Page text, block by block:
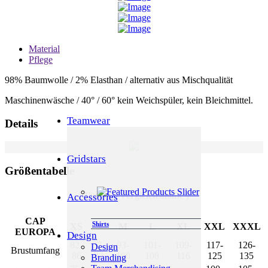
Teamwear
Shirts
Gridstars
Accessories
Design
Design
Branding
Material
Pflege
98% Baumwolle / 2% Elasthan / alternativ aus Mischqualität
Maschinenwäsche / 40° / 60° kein Weichspüler, kein Bleichmittel.
Details
Größentabelle
Männer ( Vergleichsmaße )
CAP
EUROPA
S M L XL XXL XXXL
Brustumfang
82-
86
87-
92
93-
100
117-
125
126-
135